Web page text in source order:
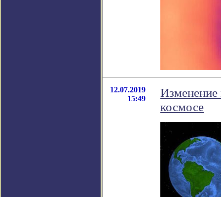
12.07.2019
15:49
Изменение
космосе